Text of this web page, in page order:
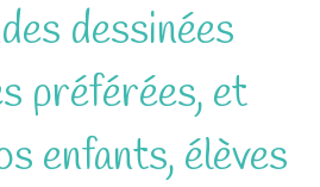
dessinées
préférées, et
enfants, élèves